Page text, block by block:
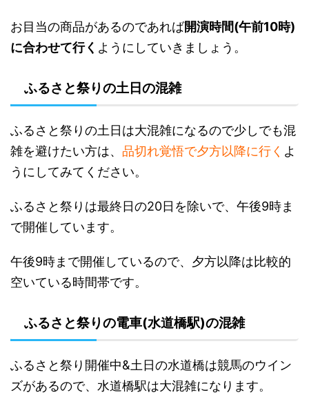
お目当の商品があるのであれば開演時間(午前10時)
に合わせて行く ようにしていきましょう。
ふるさと祭りの土日の混雑
ふるさと祭りの土日は大混雑になるので少しでも混
雑を避けたい方は、 品切れ覚悟で夕方以降に行く よ
うにしてみてください。
ふるさと祭りは最終日の20日を除いで、午後9時ま
で開催しています。
午後9時まで開催しているので、夕方以降は比較的
空いている時間帯です。
ふるさと祭りの電車(水道橋駅)の混雑
ふるさと祭り開催中&土日の水道橋は競馬のウイン
ズがあるので、水道橋駅は大混雑になります。